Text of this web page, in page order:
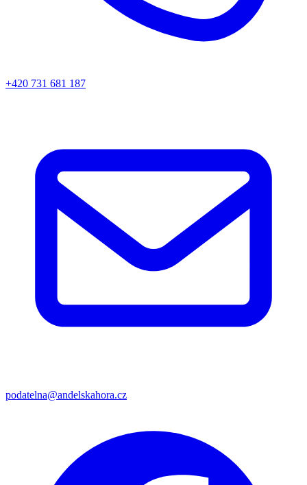
+420 731 681 187
podatelna@andelskahora.cz